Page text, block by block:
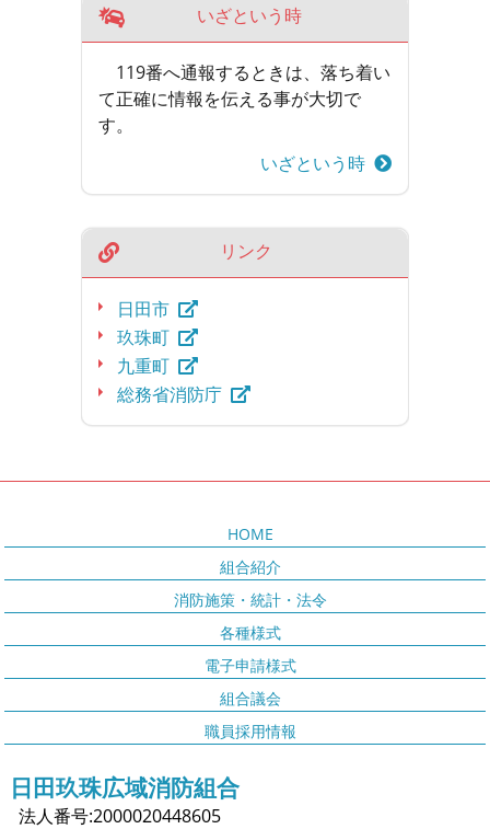
いざという時
119番へ通報するときは、落ち着い
て正確に情報を伝える事が大切で
す。
いざという時
リンク
日田市
玖珠町
九重町
総務省消防庁
HOME
組合紹介
消防施策・統計・法令
各種様式
電子申請様式
組合議会
職員採用情報
日田玖珠広域消防組合
法人番号:2000020448605